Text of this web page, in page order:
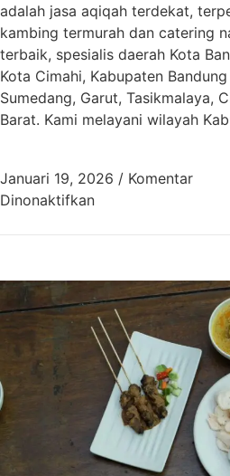
adalah jasa aqiqah terdekat,
kambing termurah dan catering
terbaik, spesialis daerah Kota
Kota Cimahi, Kabupaten
Sumedang, Garut, Tasikmalaya,
Barat. Kami melayani wilayah
Januari 19, 2026 / Komentar
Dinonaktifkanpada Aqiqah